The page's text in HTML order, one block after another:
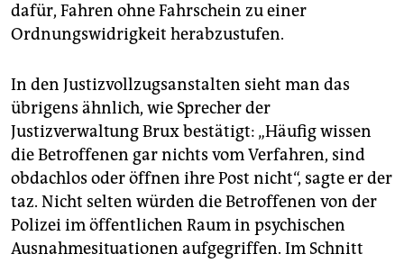
dafür, Fahren ohne Fahrschein zu einer
Ordnungswidrigkeit herabzustufen.
In den Justizvollzugsanstalten sieht man das
übrigens ähnlich, wie Sprecher der
Justizverwaltung Brux bestätigt: „Häufig wissen
die Betroffenen gar nichts vom Verfahren, sind
obdachlos oder öffnen ihre Post nicht“, sagte er der
taz. Nicht selten würden die Betroffenen von der
Polizei im öffentlichen Raum in psychischen
Ausnahmesituationen aufgegriffen. Im Schnitt